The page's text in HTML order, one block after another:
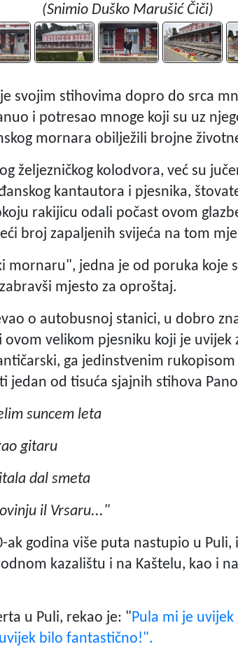
(Snimio Duško Marušić Čiči)
svojim stihovima dopro do srca
i potresao mnoge koji su uz
mornara obilježili brojne
željezničkog kolodvora, već su
kantautora i pjesnika,
rakijicu odali počast ovom
broj zapaljenih svijeća na tom
mornaru", jedna je od poruka koje
mjesto za oproštaj.
o autobusnoj stanici, u dobro
velikom pjesniku koji je uvijek
ga jedinstvenim
jedan od tisuća sjajnih stihova
suncem leta
gitaru
dal smeta
il Vrsaru..."
ak godina više puta nastupio u
kazalištu i na Kaštelu, kao i
u Puli, rekao je: "Pula mi je
bilo fantastično!".